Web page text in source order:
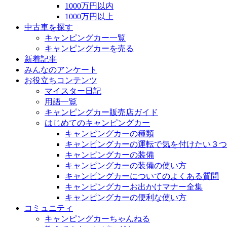
1000万円以内
1000万円以上
中古車を探す
キャンピングカー一覧
キャンピングカーを売る
新着記事
みんなのアンケート
お役立ちコンテンツ
マイスター日記
用語一覧
キャンピングカー販売店ガイド
はじめてのキャンピングカー
キャンピングカーの種類
キャンピングカーの運転で気を付けたい３
キャンピングカーの装備
キャンピングカーの装備の使い方
キャンピングカーについてのよくある質問
キャンピングカーお出かけマナー全集
キャンピングカーの便利な使い方
コミュニティ
キャンピングカーちゃんねる